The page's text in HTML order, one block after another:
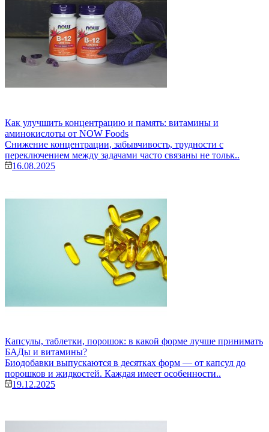
Как улучшить концентрацию и память: витамины и
аминокислоты от NOW Foods
Снижение концентрации, забывчивость, трудности с
переключением между задачами часто связаны не тольк..
16.08.2025
Капсулы, таблетки, порошок: в какой форме лучше принимать
БАДы и витамины?
Биодобавки выпускаются в десятках форм — от капсул до
порошков и жидкостей. Каждая имеет особенности..
19.12.2025